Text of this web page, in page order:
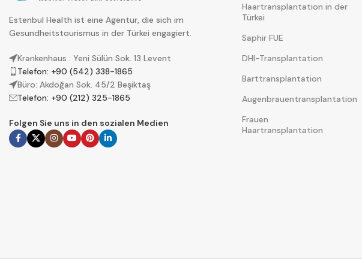
Estenbul Health ist eine Agentur, die sich im
Gesundheitstourismus in der Türkei engagiert.
Krankenhaus : Yeni Sülün Sok. 13 Levent
Telefon: +90 (542) 338-1865
Büro: Akdoğan Sok. 45/2 Beşiktaş
Telefon: +90 (212) 325-1865
Folgen Sie uns in den sozialen Medien
Haartransplantation in der
Türkei
Saphir FUE
DHI-Transplantation
Barttransplantation
Augenbrauentransplantation
Frauen
Haartransplantation